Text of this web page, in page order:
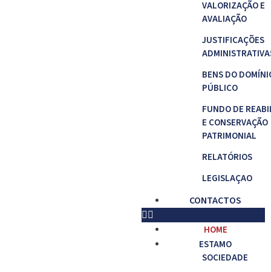
VALORIZAÇÃO E
AVALIAÇÃO
JUSTIFICAÇÕES
BENS DO
PÚBLICO
FUNDO DE
E CONSERVAÇÃO
PATRIMONIAL
RELATÓRIOS
LEGISLAÇAO
CONTACTOS
HOME
ESTAMO
SOCIEDADE